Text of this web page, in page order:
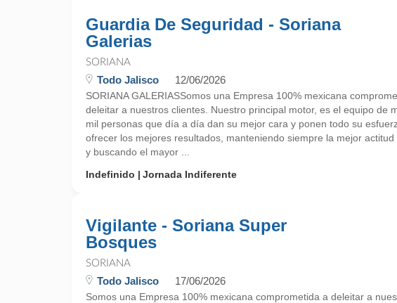
Guardia De Seguridad - Soriana
Galerias
SORIANA
Todo Jalisco 12/06/2026
SORIANA GALERIASSomos una Empresa 100% mexicana
deleitar a nuestros clientes. Nuestro principal motor, es el equipo de
mil personas que día a día dan su mejor cara y ponen todo su
ofrecer los mejores resultados, manteniendo siempre la mejor actitud
y buscando el mayor ...
Indefinido
Jornada Indiferente
Vigilante - Soriana Super
Bosques
SORIANA
Todo Jalisco 17/06/2026
Somos una Empresa 100% mexicana comprometida a deleitar a